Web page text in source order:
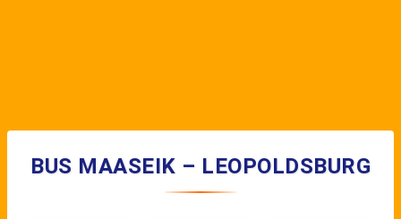
BUS MAASEIK – LEOPOLDSBURG